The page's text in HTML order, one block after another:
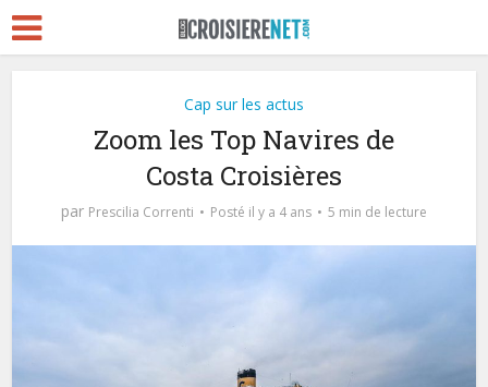
Cap sur les actus
Zoom les Top Navires de
Costa Croisières
par Prescilia Correnti Posté il y a 4 ans 5 min de lecture